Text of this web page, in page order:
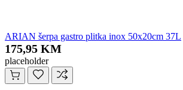
ARIAN šerpa gastro plitka inox 50x20cm 37L
175,95 KM
placeholder